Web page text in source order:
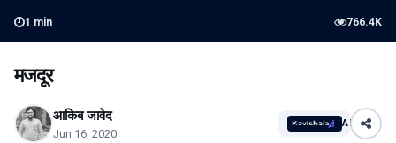
1 min 766.4K
मजदूर
आकिब जावेद
Jun 16, 2020
AI